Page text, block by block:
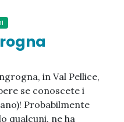
in Val Pellice,
se conoscete i
Probabilmente
qualcuni, ne ha